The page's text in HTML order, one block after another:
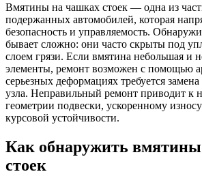
Вмятины на чашках стоек — одна из
подержанных автомобилей, которая
безопасность и управляемость.
бывает сложно: они часто скрыты под
слоем грязи. Если вмятина небольшая и
элементы, ремонт возможен с помощью
серьезных деформациях требуется
узла. Неправильный ремонт приводит к
геометрии подвески, ускоренному
курсовой устойчивости.
Как обнаружить
стоек